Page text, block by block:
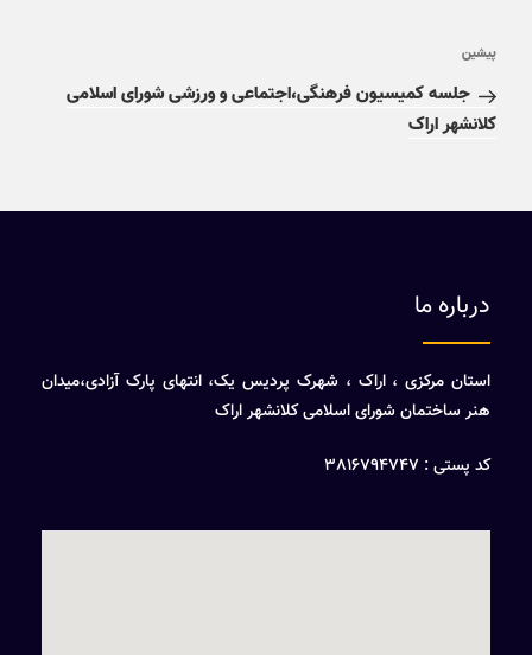
پیشین
جلسه کمیسیون فرهنگی،اجتماعی و ورزشی شورای اسلامی
کلانشهر اراک
درباره ما
استان مرکزی ، اراک ، شهرک پردیس یک، انتهای پارک آزادی،میدان
هنر ساختمان شورای اسلامی کلانشهر اراک
کد پستی : 3816794747